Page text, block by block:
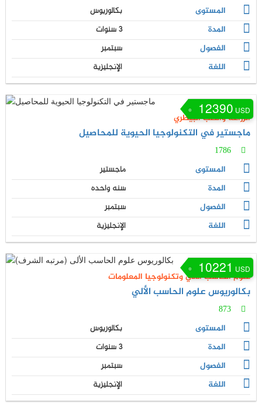
المستوى
بكالوريوس
المدة
3 سنوات
الفصول
سبتمبر
اللغة
الإنجليزية
12390 USD
الزراعة والطب البيطري
ماجستير في التكنولوجيا الحيوية للمحاصيل
1786
المستوى
ماجستير
المدة
سنه واحده
الفصول
سبتمبر
اللغة
الإنجليزية
10221 USD
علوم الحاسب الآلي وتكنولوجيا المعلومات
بكالوريوس علوم الحاسب الألي
873
المستوى
بكالوريوس
المدة
3 سنوات
الفصول
سبتمبر
اللغة
الإنجليزية